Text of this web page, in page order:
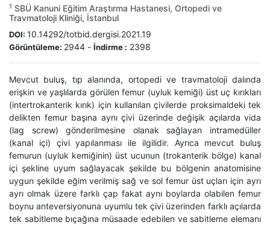
1 SBÜ Kanuni Eğitim Araştırma Hastanesi, Ortopedi ve
Travmatoloji Kliniği, İstanbul
DOI: 10.14292/totbid.dergisi.2021.19
Görüntüleme: 2944 - İndirme : 2398
Mevcut buluş, tıp alanında, ortopedi ve travmatoloji dalında
erişkin ve yaşlılarda görülen femur (uyluk kemiği) üst uç kırıkları
(intertrokanterik kırık) için kullanılan çivilerde proksimaldeki tek
delikten femur başına aynı çivi üzerinde değişik açılarda vida
(lag screw) gönderilmesine olanak sağlayan intramedüller
(kanal içi) çivi yapılanması ile ilgilidir. Ayrıca mevcut buluş
femurun (uyluk kemiğinin) üst ucunun (trokanterik bölge) kanal
içi şekline uyum sağlayacak şekilde bu bölgenin anatomisine
uygun şekilde eğim verilmiş sağ ve sol femur üst uçları için ayrı
ayrı olmak üzere farklı çap fakat aynı boylarda olabilen femur
boynu anteversiyonuna uyumlu tek çivi üzerinden farklı açılarda
tek sabitleme bıçağına müsaade edebilen ve sabitleme elemanı